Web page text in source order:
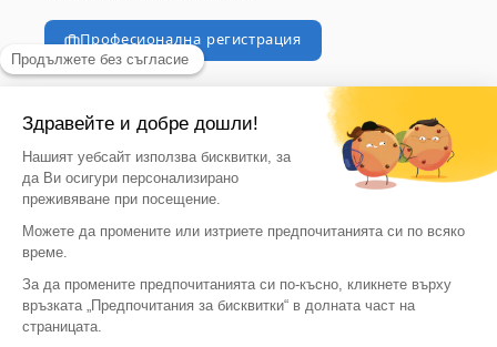
Професионална регистрация
© 2026, vegaoo